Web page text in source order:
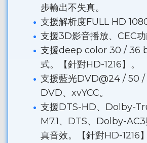
步輸出不失真。
支援解析度FULL HD
支援3D影音播放、CEC功
支援deep color 30 / 36
式。【針對HD-1216】。
支援藍光DVD@24 / 50
DVD、xvYCC。
支援DTS-HD、Dolby-
M7.1、DTS、Dolby-
真音效。【針對HD-1216】